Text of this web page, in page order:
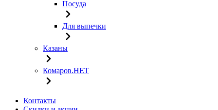
Посуда
Для выпечки
Казаны
Комаров.НЕТ
Контакты